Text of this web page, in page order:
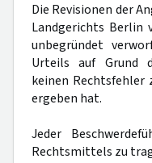
Die Revisionen der
Landgerichts Berlin
unbegründet
Urteils auf Grund
keinen Rechtsfehler
ergeben hat.
Jeder
Rechtsmittels zu